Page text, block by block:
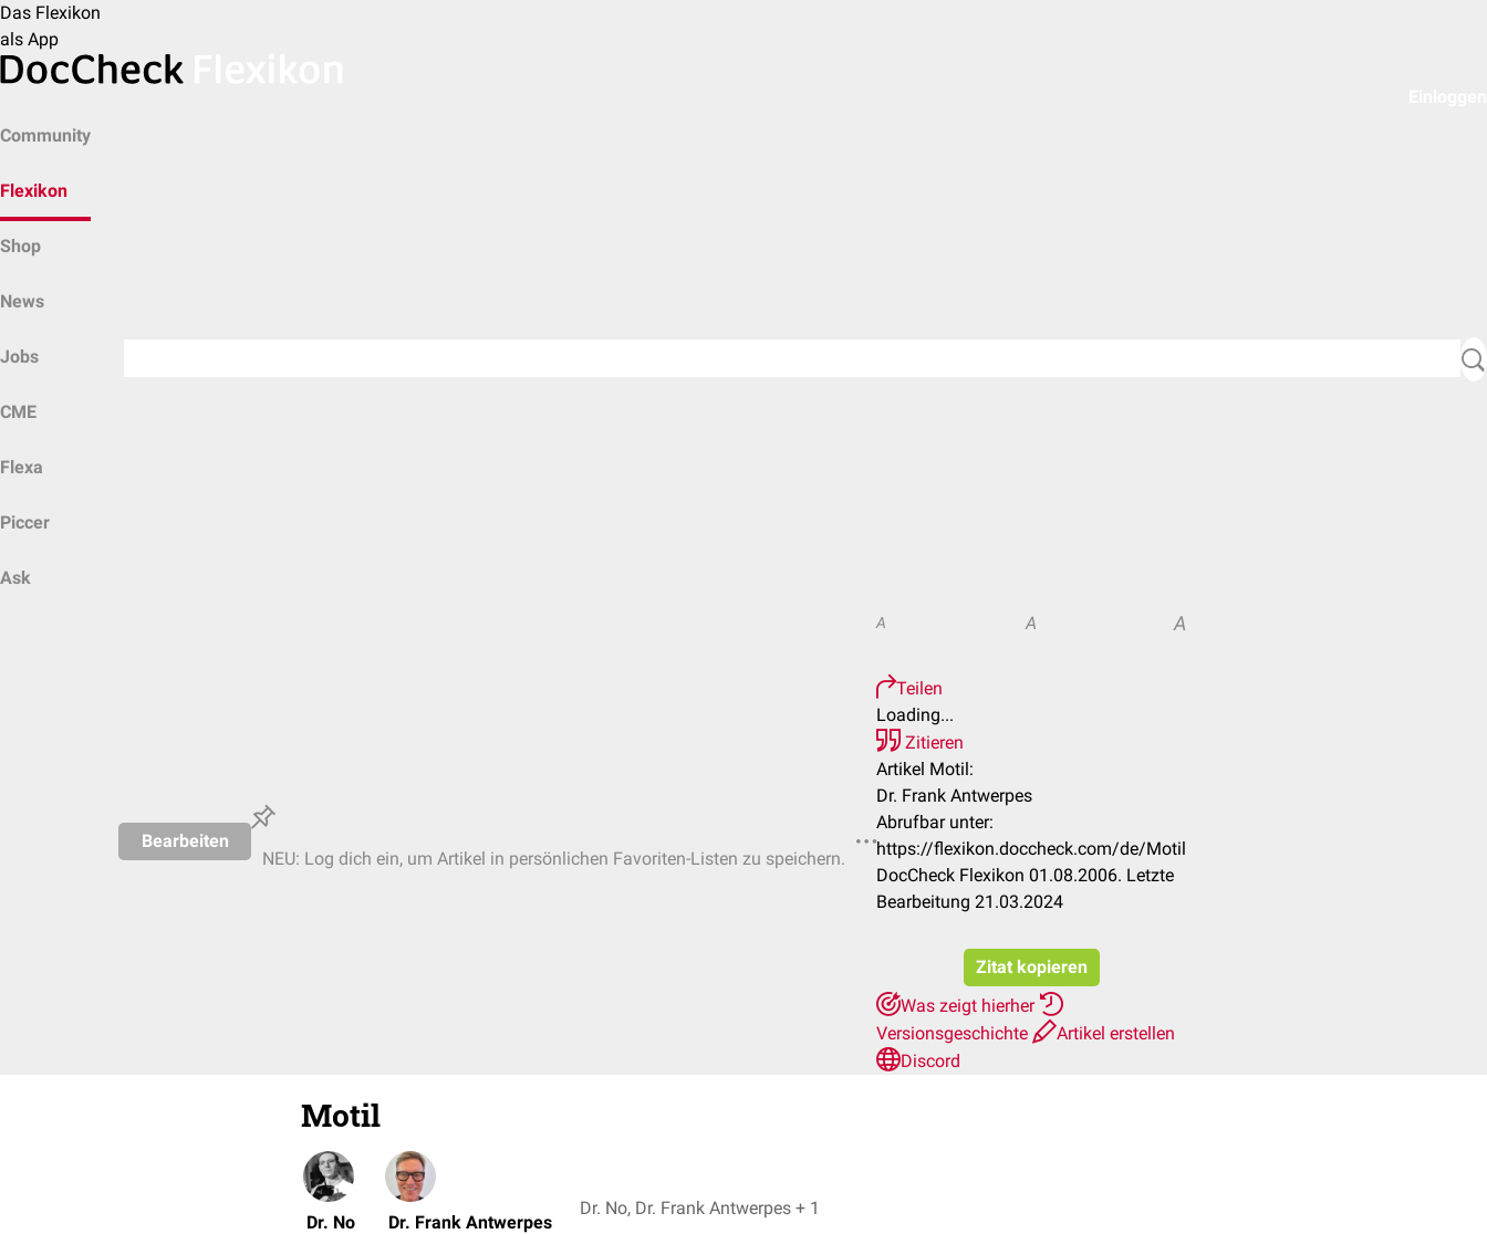
Das Flexikon
als App
Community
Flexikon
Shop
News
Jobs
CME
Flexa
Piccer
Ask
Bearbeiten
NEU: Log dich ein, um Artikel in persönlichen Favoriten-Listen zu speichern.
A A A
Teilen
Loading...
Zitieren
Artikel Motil:
Dr. Frank Antwerpes
Abrufbar unter:
https://flexikon.doccheck.com/de/Motil
DocCheck Flexikon 01.08.2006. Letzte
Bearbeitung 21.03.2024
Zitat kopieren
Was zeigt hierher
Versionsgeschichte
Artikel erstellen
Discord
Motil
Dr. No Dr. Frank Antwerpes
Dr. No, Dr. Frank Antwerpes + 1